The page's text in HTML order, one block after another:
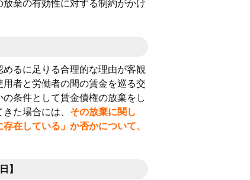
棄の有効性に対する制約がかけ
るに足りる合理的な理由が客観
者と労働者の間の賃金を巡る交
条件として賃金債権の放棄をし
た場合には、 その放棄に関し
在している」か否かについて、
】